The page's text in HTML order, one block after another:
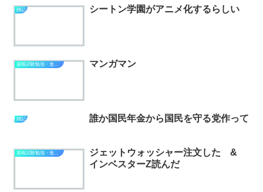
雑記 シートン学園がアニメ化するらしい
資格試験勉強・進捗状況 マンガマン
雑記 誰か国民年金から国民を守る党作って
資格試験勉強・進捗状況
ジェットウォッシャー注文した &
インベスターZ読んだ